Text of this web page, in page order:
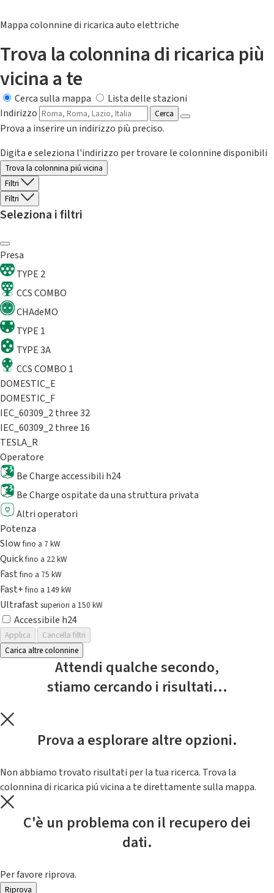
Mappa colonnine di ricarica auto elettriche
Trova la colonnina di ricarica più
vicina a te
Cerca sulla mappa
Lista delle stazioni
Indirizzo
Cerca
Prova a inserire un indirizzo più preciso.
Digita e seleziona l'indirizzo per trovare le colonnine disponibili
Trova la colonnina piú vicina
Filtri
Filtri
Seleziona i filtri
Presa
TYPE 2
CCS COMBO
CHAdeMO
TYPE 1
TYPE 3A
CCS COMBO 1
DOMESTIC_E
DOMESTIC_F
IEC_60309_2 three 32
IEC_60309_2 three 16
TESLA_R
Operatore
Be Charge accessibili h24
Be Charge ospitate da una struttura privata
Altri operatori
Potenza
Slowfino a 7 kW
Quickfino a 22 kW
Fastfino a 75 kW
Fast+fino a 149 kW
Ultrafast superiori a 150 kW
Accessibile h24
Applica
Cancella filtri
Carica altre colonnine
Attendi qualche secondo,
stiamo cercando i risultati...
Prova a esplorare altre opzioni.
Non abbiamo trovato risultati per la tua ricerca. Trova la
colonnina di ricarica piú vicina a te direttamente sulla mappa.
C'è un problema con il recupero dei
dati.
Per favore riprova.
Riprova